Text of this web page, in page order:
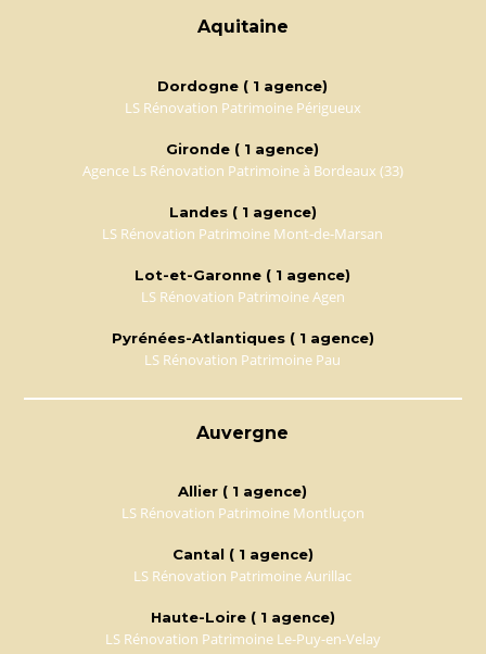
Aquitaine
Dordogne ( 1 agence)
LS Rénovation Patrimoine Périgueux
Gironde ( 1 agence)
Agence Ls Rénovation Patrimoine à Bordeaux (33)
Landes ( 1 agence)
LS Rénovation Patrimoine Mont-de-Marsan
Lot-et-Garonne ( 1 agence)
LS Rénovation Patrimoine Agen
Pyrénées-Atlantiques ( 1 agence)
LS Rénovation Patrimoine Pau
Auvergne
Allier ( 1 agence)
LS Rénovation Patrimoine Montluçon
Cantal ( 1 agence)
LS Rénovation Patrimoine Aurillac
Haute-Loire ( 1 agence)
LS Rénovation Patrimoine Le-Puy-en-Velay